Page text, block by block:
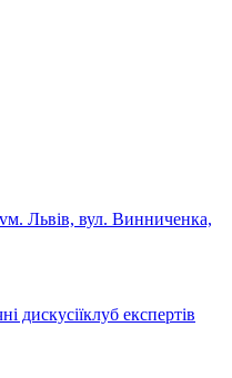
м. Львів, вул. Винниченка,
дискусіїклуб експертів